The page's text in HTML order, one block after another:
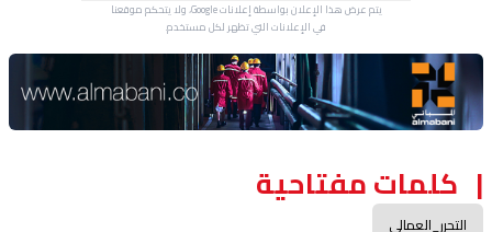
يتم عرض هذا الإعلان بواسطة إعلانات Google، ولا يتحكم موقعنا
في الإعلانات التي تظهر لكل مستخدم.
Advertisement Section
كلمات مفتاحية
التحرر_العمالي